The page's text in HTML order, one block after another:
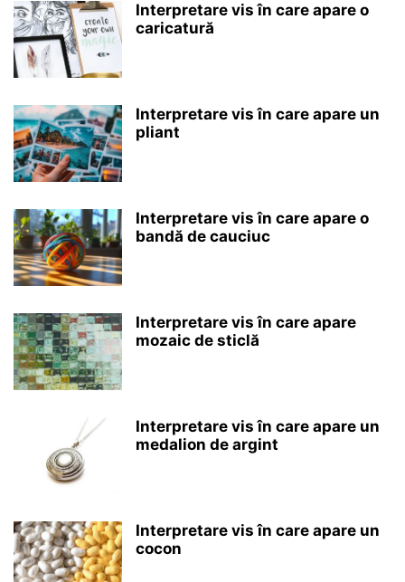
Interpretare vis în care apare o
caricatură
Interpretare vis în care apare un
pliant
Interpretare vis în care apare o
bandă de cauciuc
Interpretare vis în care apare
mozaic de sticlă
Interpretare vis în care apare un
medalion de argint
Interpretare vis în care apare un
cocon